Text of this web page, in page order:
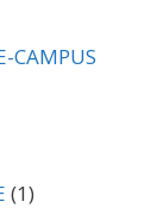
CAMPUS
(1)